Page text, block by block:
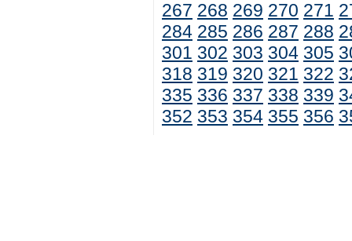
267 268 269 270 271
284 285 286 287 288
301 302 303 304 305
318 319 320 321 322
335 336 337 338 339
352 353 354 355 356